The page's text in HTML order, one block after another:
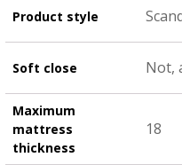
Product style
Soft close Not,
Maximum
mattress
thickness
18